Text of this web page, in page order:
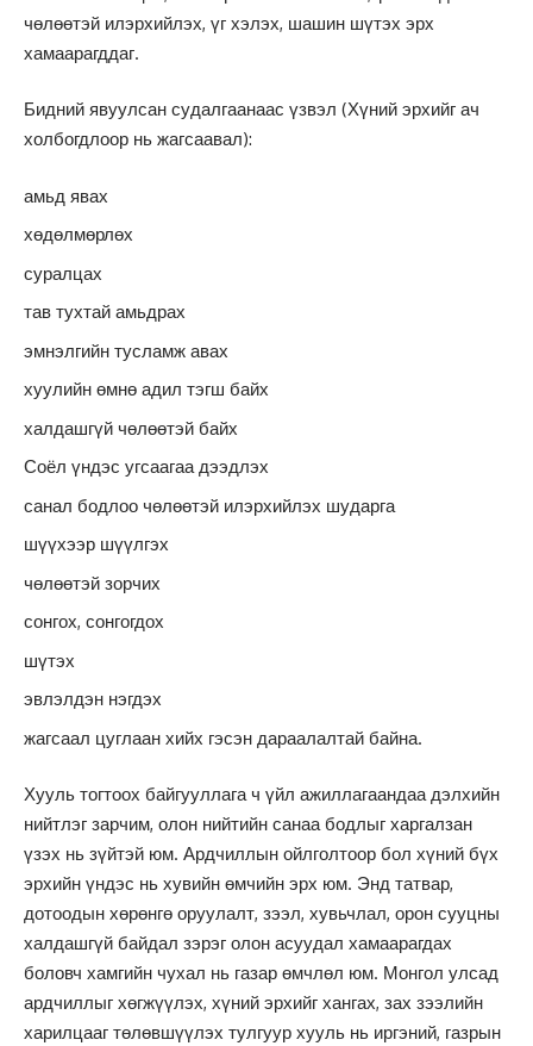
чөлөөтэй илэрхийлэх, үг хэлэх, шашин шүтэх эрх
хамаарагддаг.
Бидний явуулсан судалгаанаас үзвэл (Хүний эрхийг ач
холбогдлоор нь жагсаавал):
амьд явах
хөдөлмөрлөх
суралцах
тав тухтай амьдрах
эмнэлгийн тусламж авах
хуулийн өмнө адил тэгш байх
халдашгүй чөлөөтэй байх
Соёл үндэс угсаагаа дээдлэх
санал бодлоо чөлөөтэй илэрхийлэх шударга
шүүхээр шүүлгэх
чөлөөтэй зорчих
сонгох, сонгогдох
шүтэх
эвлэлдэн нэгдэх
жагсаал цуглаан хийх гэсэн дараалалтай байна.
Хууль тогтоох байгууллага ч үйл ажиллагаандаа дэлхийн
нийтлэг зарчим, олон нийтийн санаа бодлыг харгалзан
үзэх нь зүйтэй юм. Ардчиллын ойлголтоор бол хүний бүх
эрхийн үндэс нь хувийн өмчийн эрх юм. Энд татвар,
дотоодын хөрөнгө оруулалт, зээл, хувьчлал, орон сууцны
халдашгүй байдал зэрэг олон асуудал хамаарагдах
боловч хамгийн чухал нь газар өмчлөл юм. Монгол улсад
ардчиллыг хөгжүүлэх, хүний эрхийг хангах, зах зээлийн
харилцааг төлөвшүүлэх тулгуур хууль нь иргэний, газрын